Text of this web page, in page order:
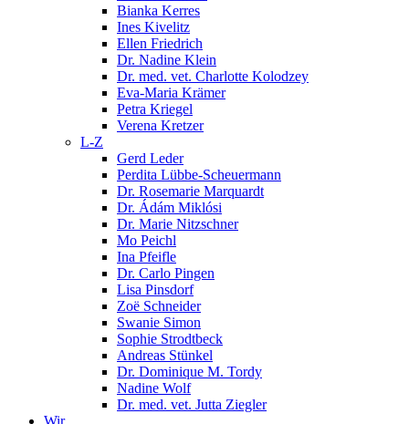
Bianka Kerres
Ines Kivelitz
Ellen Friedrich
Dr. Nadine Klein
Dr. med. vet. Charlotte Kolodzey
Eva-Maria Krämer
Petra Kriegel
Verena Kretzer
L-Z
Gerd Leder
Perdita Lübbe-Scheuermann
Dr. Rosemarie Marquardt
Dr. Ádám Miklósi
Dr. Marie Nitzschner
Mo Peichl
Ina Pfeifle
Dr. Carlo Pingen
Lisa Pinsdorf
Zoë Schneider
Swanie Simon
Sophie Strodtbeck
Andreas Stünkel
Dr. Dominique M. Tordy
Nadine Wolf
Dr. med. vet. Jutta Ziegler
Wir